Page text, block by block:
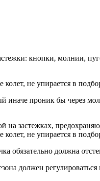
кнопки, молнии,
не упирается в
иначе проник бы через
застежках,
не упирается в
должна
должен